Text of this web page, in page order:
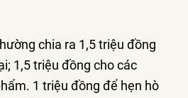
chia ra 1,5 triệu đồng
1,5 triệu đồng cho các
1 triệu đồng để hẹn hò